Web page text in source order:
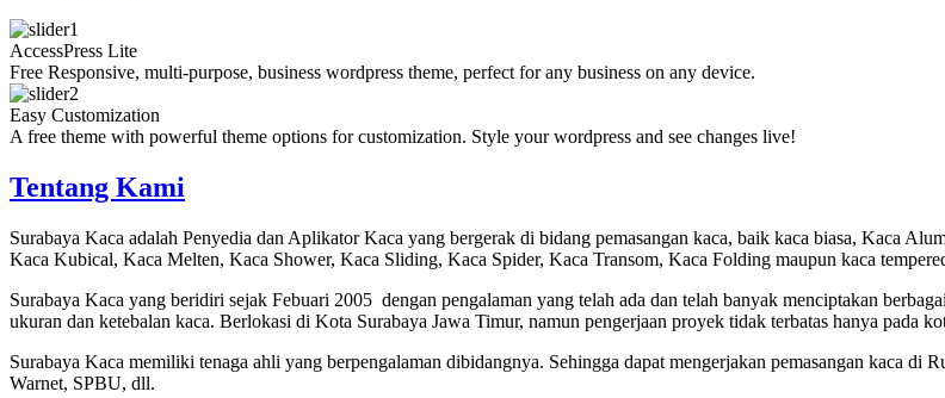
AccessPress Lite
Free Responsive, multi-purpose, business wordpress theme, perfect for any business on any device.
Easy Customization
A free theme with powerful theme options for customization. Style your wordpress and see changes live!
Tentang Kami
Surabaya Kaca adalah Penyedia dan Aplikator Kaca yang bergerak di bidang pemasangan kaca, baik kaca biasa, Kaca
Kaca Kubical, Kaca Melten, Kaca Shower, Kaca Sliding, Kaca Spider, Kaca Transom, Kaca Folding maupun kaca
Surabaya Kaca yang beridiri sejak Febuari 2005 dengan pengalaman yang telah ada dan telah banyak menciptakan
ukuran dan ketebalan kaca. Berlokasi di Kota Surabaya Jawa Timur, namun pengerjaan proyek tidak terbatas hanya pada
Surabaya Kaca memiliki tenaga ahli yang berpengalaman dibidangnya. Sehingga dapat mengerjakan pemasangan kaca
Warnet, SPBU, dll.